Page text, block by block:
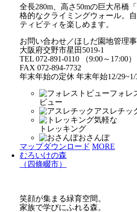
全長280m、高さ50mの巨大吊橋
格的なクライミングウォール。
ティビティを楽しめます。
お問い合わせ／ほしだ園地管理
大阪府交野市星田5019-1
TEL 072-891-0110 （9:00～17:00）
FAX 072-894-7732
年末年始の定休 年末年始12/29~1/
フォレ
ビュー
アスレチッ
気軽な
トレッキング
おさんぽ
マップダウンロード MORE
むろいけの森
（四條畷市）
笑顔が集まる緑育空間。
家族で学びにふれる森。